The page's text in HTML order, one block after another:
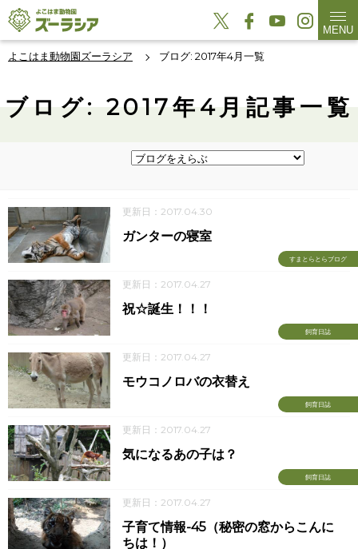
MENU
よこはま動物園ズーラシア ブログ: 2017年4月一覧
ブログ: 2017年4月記事一覧
更新日：2017.04.30
すまとらとらブログ
ガンターの寝室
更新日：2017.04.27
飼育日誌
祝☆誕生！！！
更新日：2017.04.27
飼育日誌
モウコノロバの衣替え
更新日：2017.04.27
飼育日誌
気になるあの子は？
更新日：2017.04.27
子育て情報-45（秘密の窓からこんに
ちは！）